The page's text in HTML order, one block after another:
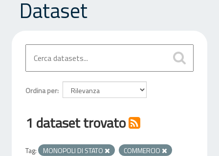
Dataset
Ordina per
1 dataset trovato
Tag: MONOPOLI DI STATO
COMMERCIO